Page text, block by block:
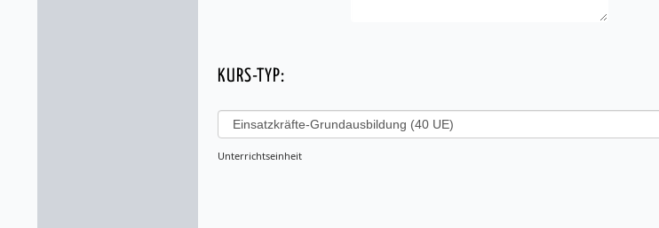
KURS-TYP:
Unterrichtseinheit